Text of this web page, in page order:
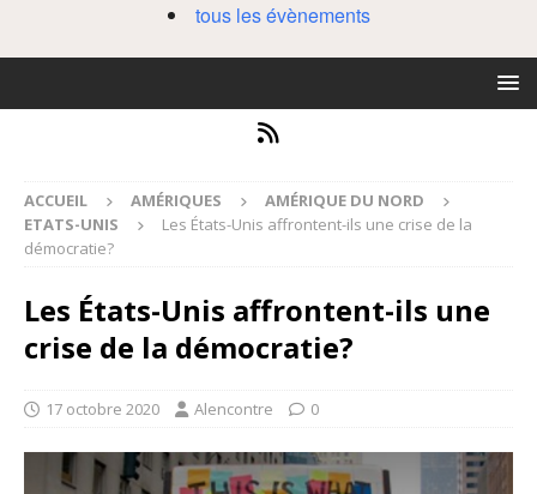
tous les évènements
ACCUEIL AMÉRIQUES
AMÉRIQUE DU NORD
ETATS-UNIS
Les États-Unis affrontent-ils une crise de la
démocratie?
Les États-Unis affrontent-ils une
crise de la démocratie?
17 octobre 2020 Alencontre 0